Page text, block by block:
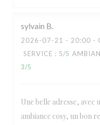
sylvain B
2026-07-21 - 20:00 -
SERVICE : 5/5
3/5
Une belle adresse, avec
ambiance cosy, un bon